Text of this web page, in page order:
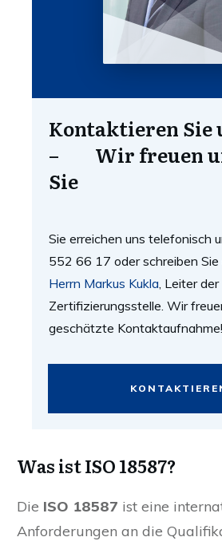
Kontaktieren Sie
– Wir freuen
Sie
Sie erreichen uns telefonisch
552 66 17 oder schreiben Sie
Herrn Markus Kukla , Leiter der
Zertifizierungsstelle. Wir
geschätzte Kontaktaufnahme!
Was ist ISO 18587?
Die ISO 18587 ist eine
Anforderungen an die